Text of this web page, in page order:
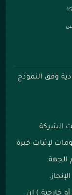
وفق النموذج
الشركة
لإثبات خبرة
الجهة